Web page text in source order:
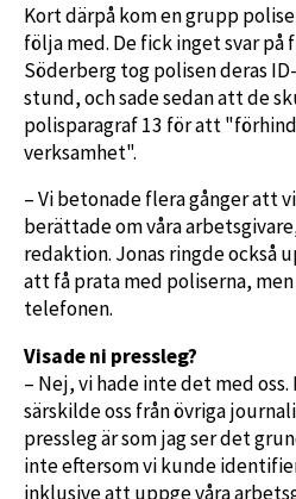
Kort därpå kom en grupp
följa med. De fick inget svar på
Söderberg tog polisen deras
stund, och sade sedan att de
polisparagraf 13 för att
verksamhet".
– Vi betonade flera gånger att
berättade om våra
redaktion. Jonas ringde också
att få prata med poliserna, men
telefonen.
Visade ni pressleg?
– Nej, vi hade inte det med
särskilde oss från övriga
pressleg är som jag ser det
inte eftersom vi kunde
inklusive att uppge våra